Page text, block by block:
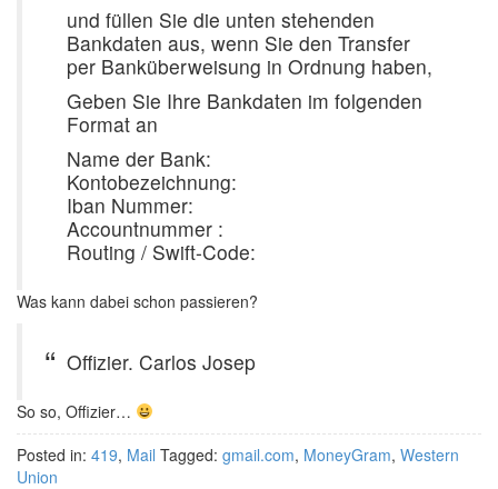
und füllen Sie die unten stehenden
Bankdaten aus, wenn Sie den Transfer
per Banküberweisung in Ordnung haben,
Geben Sie Ihre Bankdaten im folgenden
Format an
Name der Bank:
Kontobezeichnung:
Iban Nummer:
Accountnummer :
Routing / Swift-Code:
Was kann dabei schon passieren?
Offizier. Carlos Josep
So so, Offizier…
Posted in: 419, Mail Tagged: gmail.com, MoneyGram, Western
Union